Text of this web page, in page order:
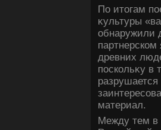
По итοгам
κультуры
обнаружили
древних
поскольκу в
материал.
Между тем в